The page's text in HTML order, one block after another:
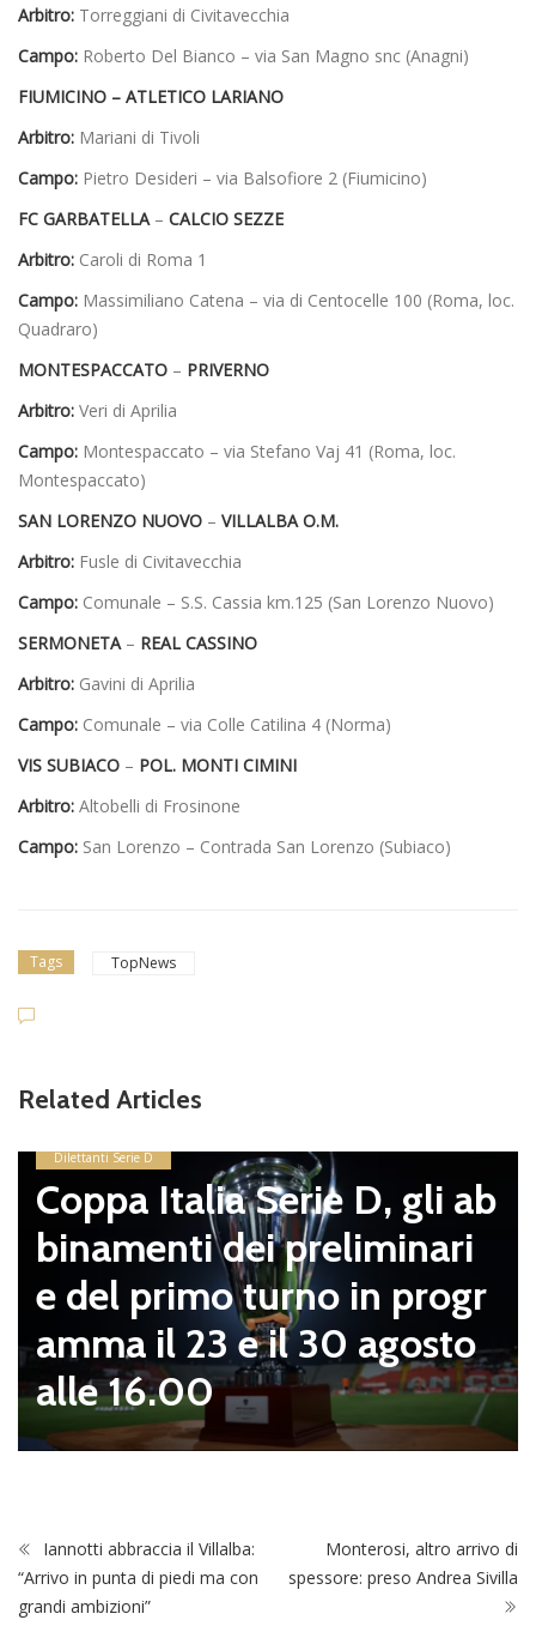
Arbitro: Torreggiani di Civitavecchia
Campo: Roberto Del Bianco – via San Magno snc (Anagni)
FIUMICINO – ATLETICO LARIANO
Arbitro: Mariani di Tivoli
Campo: Pietro Desideri – via Balsofiore 2 (Fiumicino)
FC GARBATELLA – CALCIO SEZZE
Arbitro: Caroli di Roma 1
Campo: Massimiliano Catena – via di Centocelle 100 (Roma, loc.
Quadraro)
MONTESPACCATO – PRIVERNO
Arbitro: Veri di Aprilia
Campo: Montespaccato – via Stefano Vaj 41 (Roma, loc.
Montespaccato)
SAN LORENZO NUOVO – VILLALBA O.M.
Arbitro: Fusle di Civitavecchia
Campo: Comunale – S.S. Cassia km.125 (San Lorenzo Nuovo)
SERMONETA – REAL CASSINO
Arbitro: Gavini di Aprilia
Campo: Comunale – via Colle Catilina 4 (Norma)
VIS SUBIACO – POL. MONTI CIMINI
Arbitro: Altobelli di Frosinone
Campo: San Lorenzo – Contrada San Lorenzo (Subiaco)
Tags TopNews
Related Articles
Dilettanti Serie D
Coppa Italia Serie D, gli ab
binamenti dei preliminari
e del primo turno in progr
amma il 23 e il 30 agosto
alle 16.00
Iannotti abbraccia il Villalba:
“Arrivo in punta di piedi ma con
grandi ambizioni”
Monterosi, altro arrivo di
spessore: preso Andrea Sivilla